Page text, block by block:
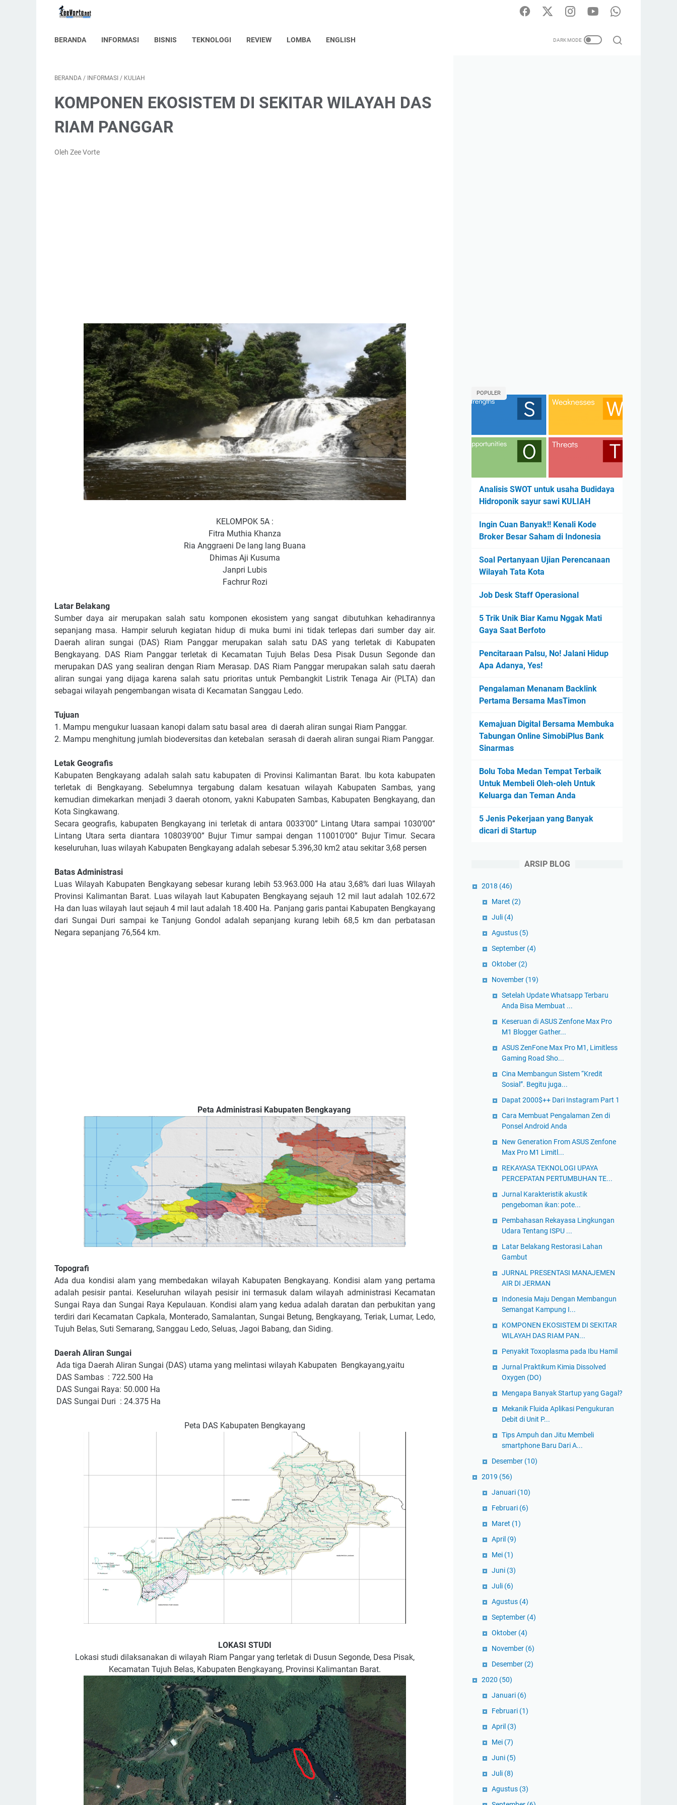
BERANDA INFORMASI BISNIS TEKNOLOGI REVIEW LOMBA ENGLISH
BERANDA / INFORMASI / KULIAH
KOMPONEN EKOSISTEM DI SEKITAR WILAYAH DAS
RIAM PANGGAR
Oleh Zee Vorte
KELOMPOK 5A :
Fitra Muthia Khanza
Ria Anggraeni De lang lang Buana
Dhimas Aji Kusuma
Janpri Lubis
Fachrur Rozi
Latar Belakang
Sumber daya air merupakan salah satu komponen ekosistem yang sangat dibutuhkan kehadirannya
sepanjang masa. Hampir seluruh kegiatan hidup di muka bumi ini tidak terlepas dari sumber day air.
Daerah aliran sungai (DAS) Riam Panggar merupakan salah satu DAS yang terletak di Kabupaten
Bengkayang. DAS Riam Panggar terletak di Kecamatan Tujuh Belas Desa Pisak Dusun Segonde dan
merupakan DAS yang sealiran dengan Riam Merasap. DAS Riam Panggar merupakan salah satu daerah
aliran sungai yang dijaga karena salah satu prioritas untuk Pembangkit Listrik Tenaga Air (PLTA) dan
sebagai wilayah pengembangan wisata di Kecamatan Sanggau Ledo.
Tujuan
1. Mampu mengukur luasaan kanopi dalam satu basal area di daerah aliran sungai Riam Panggar.
2. Mampu menghitung jumlah biodeversitas dan ketebalan serasah di daerah aliran sungai Riam Panggar.
Letak Geografis
Kabupaten Bengkayang adalah salah satu kabupaten di Provinsi Kalimantan Barat. Ibu kota kabupaten
terletak di Bengkayang. Sebelumnya tergabung dalam kesatuan wilayah Kabupaten Sambas, yang
kemudian dimekarkan menjadi 3 daerah otonom, yakni Kabupaten Sambas, Kabupaten Bengkayang, dan
Kota Singkawang.
Secara geografis, kabupaten Bengkayang ini terletak di antara 0033’00” Lintang Utara sampai 1030’00”
Lintang Utara serta diantara 108039’00” Bujur Timur sampai dengan 110010’00” Bujur Timur. Secara
keseluruhan, luas wilayah Kabupaten Bengkayang adalah sebesar 5.396,30 km2 atau sekitar 3,68 persen
Batas Administrasi
Luas Wilayah Kabupaten Bengkayang sebesar kurang lebih 53.963.000 Ha atau 3,68% dari luas Wilayah
Provinsi Kalimantan Barat. Luas wilayah laut Kabupaten Bengkayang sejauh 12 mil laut adalah 102.672
Ha dan luas wilayah laut sejauh 4 mil laut adalah 18.400 Ha. Panjang garis pantai Kabupaten Bengkayang
dari Sungai Duri sampai ke Tanjung Gondol adalah sepanjang kurang lebih 68,5 km dan perbatasan
Negara sepanjang 76,564 km.
Peta Administrasi Kabupaten Bengkayang
Topografi
Ada dua kondisi alam yang membedakan wilayah Kabupaten Bengkayang. Kondisi alam yang pertama
adalah pesisir pantai. Keseluruhan wilayah pesisir ini termasuk dalam wilayah administrasi Kecamatan
Sungai Raya dan Sungai Raya Kepulauan. Kondisi alam yang kedua adalah daratan dan perbukitan yang
terdiri dari Kecamatan Capkala, Monterado, Samalantan, Sungai Betung, Bengkayang, Teriak, Lumar, Ledo,
Tujuh Belas, Suti Semarang, Sanggau Ledo, Seluas, Jagoi Babang, dan Siding.
Daerah Aliran Sungai
Ada tiga Daerah Aliran Sungai (DAS) utama yang melintasi wilayah Kabupaten Bengkayang,yaitu
DAS Sambas : 722.500 Ha
DAS Sungai Raya: 50.000 Ha
DAS Sungai Duri : 24.375 Ha
Peta DAS Kabupaten Bengkayang
LOKASI STUDI
Lokasi studi dilaksanakan di wilayah Riam Pangar yang terletak di Dusun Segonde, Desa Pisak,
Kecamatan Tujuh Belas, Kabupaten Bengkayang, Provinsi Kalimantan Barat.
POPULER
Analisis SWOT untuk usaha Budidaya
Hidroponik sayur sawi KULIAH
Ingin Cuan Banyak!! Kenali Kode
Broker Besar Saham di Indonesia
Soal Pertanyaan Ujian Perencanaan
Wilayah Tata Kota
Job Desk Staff Operasional
5 Trik Unik Biar Kamu Nggak Mati
Gaya Saat Berfoto
Pencitaraan Palsu, No! Jalani Hidup
Apa Adanya, Yes!
Pengalaman Menanam Backlink
Pertama Bersama MasTimon
Kemajuan Digital Bersama Membuka
Tabungan Online SimobiPlus Bank
Sinarmas
Bolu Toba Medan Tempat Terbaik
Untuk Membeli Oleh-oleh Untuk
Keluarga dan Teman Anda
5 Jenis Pekerjaan yang Banyak
dicari di Startup
ARSIP BLOG
2018 (46)
Maret (2)
Juli (4)
Agustus (5)
September (4)
Oktober (2)
November (19)
Setelah Update Whatsapp Terbaru
Anda Bisa Membuat ...
Keseruan di ASUS Zenfone Max Pro
M1 Blogger Gather...
ASUS ZenFone Max Pro M1, Limitless
Gaming Road Sho...
Cina Membangun Sistem “Kredit
Sosial”. Begitu juga...
Dapat 2000$++ Dari Instagram Part 1
Cara Membuat Pengalaman Zen di
Ponsel Android Anda
New Generation From ASUS Zenfone
Max Pro M1 Limitl...
REKAYASA TEKNOLOGI UPAYA
PERCEPATAN PERTUMBUHAN TE...
Jurnal Karakteristik akustik
pengeboman ikan: pote...
Pembahasan Rekayasa Lingkungan
Udara Tentang ISPU ...
Latar Belakang Restorasi Lahan
Gambut
JURNAL PRESENTASI MANAJEMEN
AIR DI JERMAN
Indonesia Maju Dengan Membangun
Semangat Kampung I...
KOMPONEN EKOSISTEM DI SEKITAR
WILAYAH DAS RIAM PAN...
Penyakit Toxoplasma pada Ibu Hamil
Jurnal Praktikum Kimia Dissolved
Oxygen (DO)
Mengapa Banyak Startup yang Gagal?
Mekanik Fluida Aplikasi Pengukuran
Debit di Unit P...
Tips Ampuh dan Jitu Membeli
smartphone Baru Dari A...
Desember (10)
2019 (56)
Januari (10)
Februari (6)
Maret (1)
April (9)
Mei (1)
Juni (3)
Juli (6)
Agustus (4)
September (4)
Oktober (4)
November (6)
Desember (2)
2020 (50)
Januari (6)
Februari (1)
April (3)
Mei (7)
Juni (5)
Juli (8)
Agustus (3)